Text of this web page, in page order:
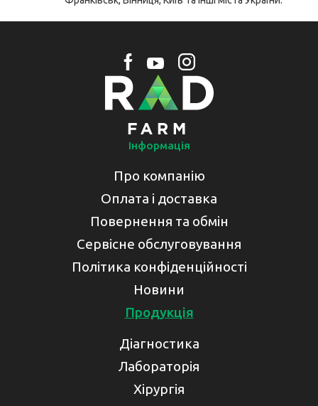
Інформація
Про компанію
Оплата і доставка
Повернення та обмін
Сервісне обслуговування
Політика конфіденційності
Новини
Продукція
Діагностика
Лабораторія
Хірургія